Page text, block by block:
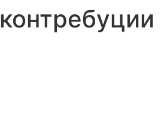
контребуции